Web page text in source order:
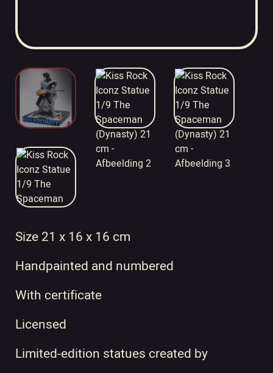
Size 21 x 16 x 16 cm
Handpainted and numbered
With certificate
Licensed
Limited-edition statues created by